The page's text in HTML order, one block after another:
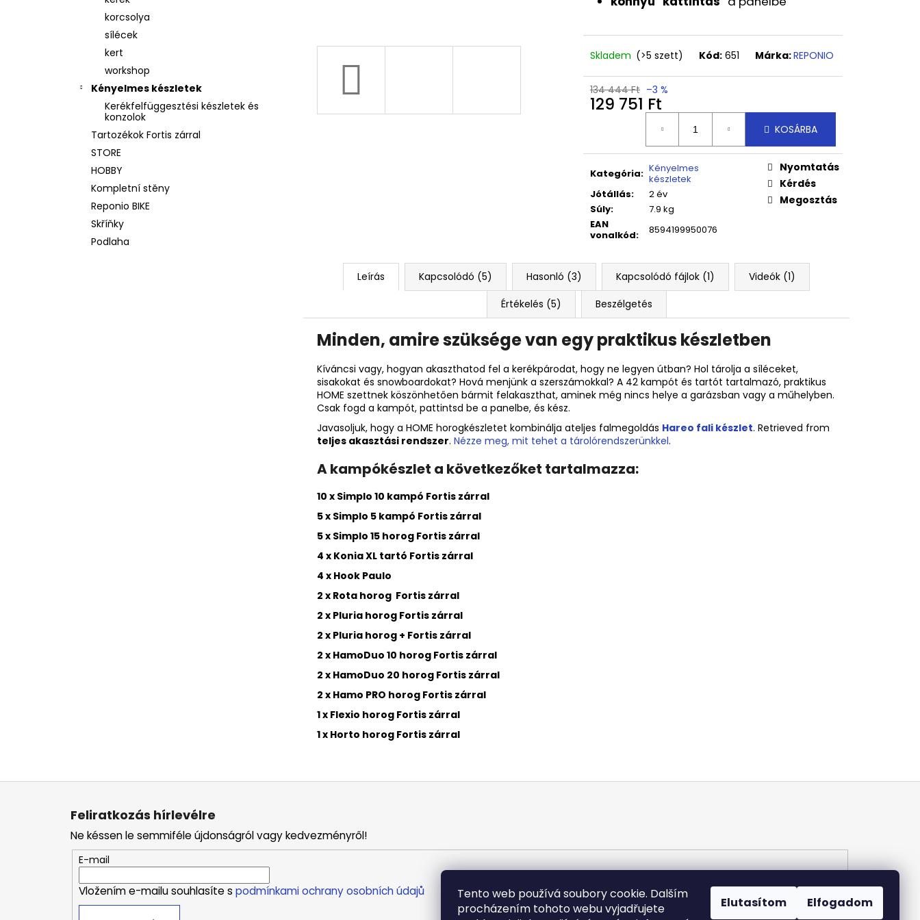
Tento web používá soubory cookie. Dalším
procházením tohoto webu vyjadřujete
Elutasítom Elfogadom
korcsolya
sílécek
kert
workshop
Kényelmes készletek
Kerékfelfüggesztési készletek és
konzolok
Tartozékok Fortis zárral
STORE
HOBBY
Kompletní stěny
Reponio BIKE
Skříňky
Podlaha
Skladem (>5 szett) Kód: 651 Márka:REPONIO
134 444 Ft –3 %
129 751 Ft
KOSÁRBA
Kategória: Kényelmes
készletek
Jótállás:
2 év
Súly:
7.9 kg
EAN
vonalkód: 8594199950076
Nyomtatás
Kérdés
Megosztás
Leírás Kapcsolódó (5) Hasonló (3) Kapcsolódó fájlok (1)
Videók (1)
Értékelés (5)
Beszélgetés
Minden, amire szüksége van egy praktikus készletben
Kíváncsi vagy, hogyan akaszthatod fel a kerékpárodat, hogy ne legyen útban? Hol tárolja a síléceket,
sisakokat és snowboardokat? Hová menjünk a szerszámokkal? A 42 kampót és tartót tartalmazó, praktikus
HOME szettnek köszönhetően bármit felakaszthat, aminek még nincs helye a garázsban vagy a műhelyben.
Csak fogd a kampót, pattintsd be a panelbe, és kész.
Javasoljuk, hogy a HOME horogkészletet kombinálja ateljes falmegoldás Hareo fali készlet. Retrieved from
teljes akasztási rendszer. Nézze meg, mit tehet a tárolórendszerünkkel.
A kampókészlet a következőket tartalmazza:
10 x Simplo 10 kampó Fortis zárral
5 x Simplo 5 kampó Fortis zárral
5 x Simplo 15 horog Fortis zárral
4 x Konia XL tartó Fortis zárral
4 x Hook Paulo
2 x Rota horog Fortis zárral
2 x Pluria horog Fortis zárral
2 x Pluria horog + Fortis zárral
2 x HamoDuo 10 horog Fortis zárral
2 x HamoDuo 20 horog Fortis zárral
2 x Hamo PRO horog Fortis zárral
1 x Flexio horog Fortis zárral
1 x Horto horog Fortis zárral
WALL KIT 200 ORIGINAL SZÜRKE
202 989 Ft
Korábbi:219 228 Ft
MŰANYAG KAMPÓ TARTÓVAL PAULO
L
Feliratkozás hírlevélre
Ne késsen le semmiféle újdonságról vagy kedvezményről!
E-mail
Vložením e-mailu souhlasíte s podmínkami ochrany osobních údajů